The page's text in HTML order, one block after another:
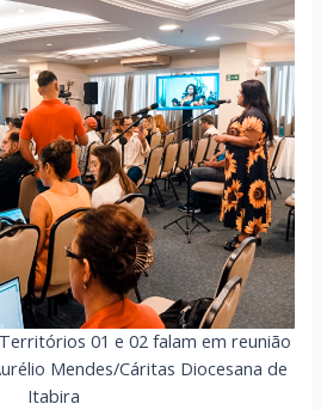
01 e 02 falam em reunião
Mendes/Cáritas Diocesana de
Itabira